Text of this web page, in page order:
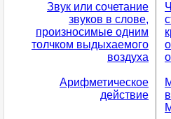
Звук или сочетание
звуков в слове,
произносимые одним
толчком выдыхаемого
воздуха
Арифметическое
действие